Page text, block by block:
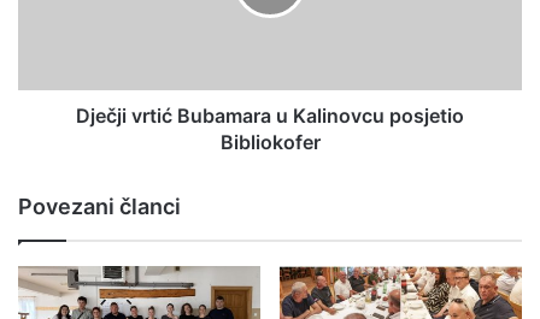
Dječji vrtić Bubamara u Kalinovcu posjetio
Bibliokofer
Povezani članci